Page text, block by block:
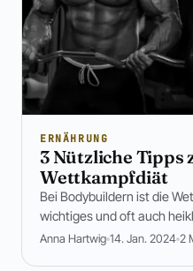
ERNÄHRUNG
3 Nützliche Tipps
Wettkampfdiät
Bei Bodybuildern ist die
wichtiges und oft auch
Anna Hartwig 14. Jan. 2024 2